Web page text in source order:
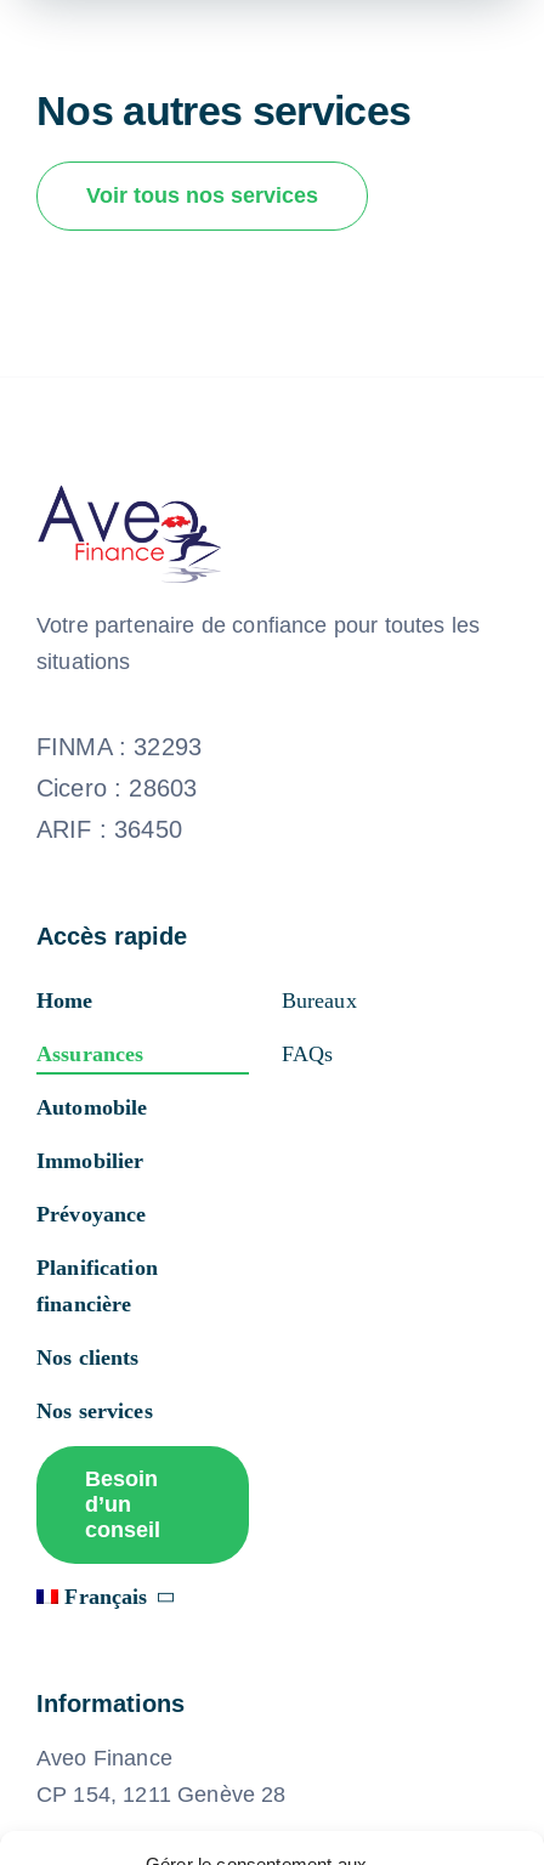
Nos autres services
Voir tous nos services
Votre partenaire de confiance pour toutes les
situations
FINMA : 32293
Cicero : 28603
ARIF : 36450
Accès rapide
Home
Assurances
Automobile
Immobilier
Prévoyance
Planification
financière
Nos clients
Nos services
Besoin
d’un
conseil
Français
Bureaux
FAQs
Informations
Aveo Finance
CP 154, 1211 Genève 28